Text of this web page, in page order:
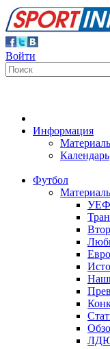
Войти
Информация
Календарь
Футбол